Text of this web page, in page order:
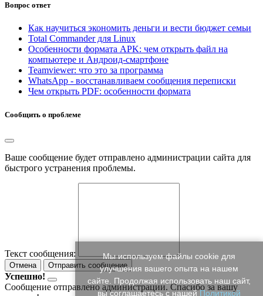
Вопрос ответ
Как научиться экономить деньги и вести бюджет семьи
Total Commander для Linux
Особенности формата APK: чем открыть файл на
компьютере и Андроид-смартфоне
Teamviewer: что это за программа
WhatsApp - восстанавливаем сообщения переписки
Чем открыть PDF: особенности формата
Сообщить о проблеме
Ваше сообщение будет отправлено администрации сайта для
быстрого устранения проблемы.
Текст сообщения:
Отмена Отправить сообщение
Успешно!
Сообщение отправлено администрации. Спасибо за вашу
Мы используем файлы cookie для
улучшения вашего опыта на нашем
сайте. Продолжая использовать наш сайт,
вы соглашаетесь с нашейПолитикой